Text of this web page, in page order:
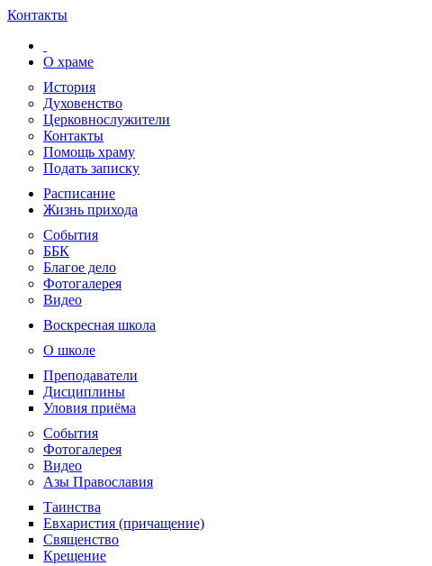
Контакты
О храме
История
Духовенство
Церковнослужители
Контакты
Помощь храму
Подать записку
Расписание
Жизнь прихода
События
ББК
Благое дело
Фотогалерея
Видео
Воскресная школа
О школе
Преподаватели
Дисциплины
Уловия приёма
События
Фотогалерея
Видео
Азы Православия
Таинства
Евхаристия (причащение)
Священство
Крещение